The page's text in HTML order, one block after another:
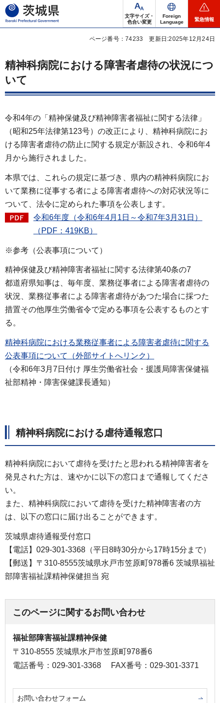
茨城県
文字サイズ・
色合い変更
Foreign
Language
緊急情報
ページ番号：74233 更新日:2025年12月24日
精神科病院における障害者虐待の状況につ
いて
令和4年の「精神保健及び精神障害者福祉に関する法律」
（昭和25年法律第123号）の改正により、精神科病院にお
ける障害者虐待の防止に関する規定が新設され、令和6年4
月から施行されました。
本県では、これらの規定に基づき、県内の精神科病院にお
いて業務に従事する者による障害者虐待への対応状況等に
ついて、法令に定められた事項を公表します。
令和6年度（令和6年4月1日～令和7年3月31日）
（PDF：419KB）
※参考（公表事項について）
精神保健及び精神障害者福祉に関する法律第40条の7
都道府県知事は、毎年度、業務従事者による障害者虐待の
状況、業務従事者による障害者虐待があつた場合に採つた
措置その他厚生労働省令で定める事項を公表するものとす
る。
精神科病院における業務従事者による障害者虐待に関する
公表事項について（外部サイトへリンク）
（令和6年3月7日付け 厚生労働省社会・援護局障害保健福
祉部精神・障害保健課長通知）
精神科病院における虐待通報窓口
精神科病院において虐待を受けたと思われる精神障害者を
発見された方は、速やかに以下の窓口まで通報してくださ
い。
また、精神科病院において虐待を受けた精神障害者の方
は、以下の窓口に届け出ることができます。
茨城県虐待通報受付窓口
【電話】029-301-3368（平日8時30分から17時15分まで）
【郵送】〒310-8555茨城県水戸市笠原町978番6 茨城県福祉
部障害福祉課精神保健担当 宛
このページに関するお問い合わせ
福祉部障害福祉課精神保健
〒310-8555 茨城県水戸市笠原町978番6
電話番号：029-301-3368
FAX番号：029-301-3371
お問い合わせフォーム